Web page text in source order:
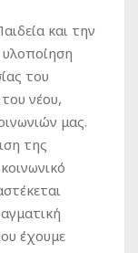
και την
του
νέου,
μας.
της
έχουμε